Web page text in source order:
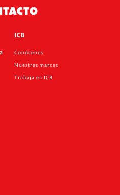
ICB
Conócenos
Nuestras marcas
Trabaja en ICB